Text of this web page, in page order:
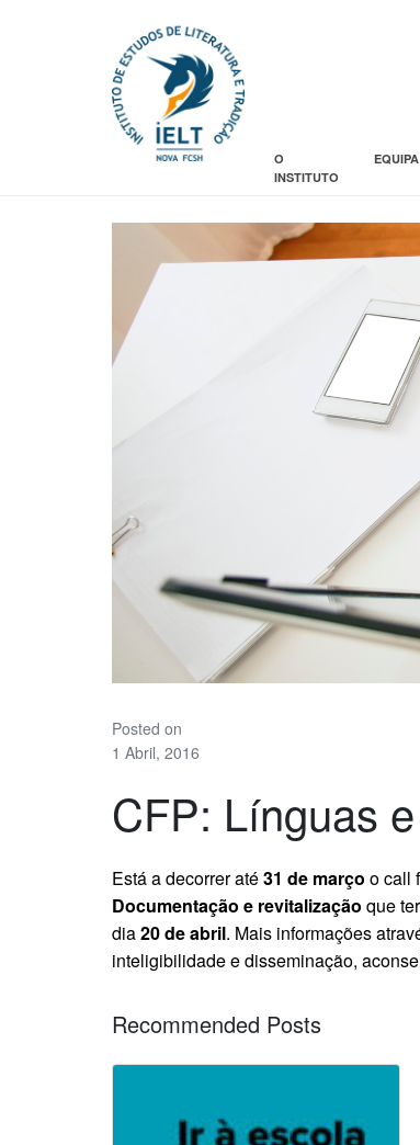
O
INSTITUTO
EQUIPA
Posted on
1 Abril, 2016
CFP: Línguas
Está a decorrer até31 de março o call
Documentação e revitalização que
dia20 de abril. Mais informações
inteligibilidade e disseminação,
Recommended Posts